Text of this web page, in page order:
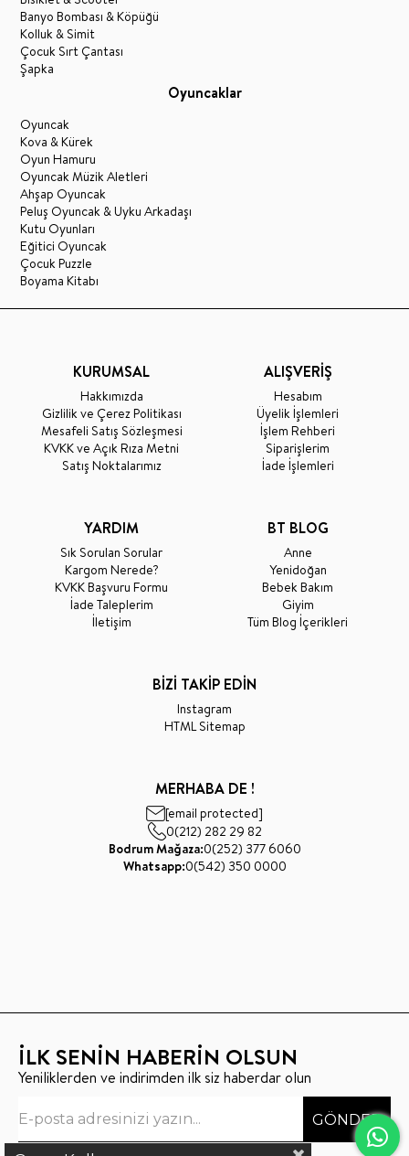
Banyo Bombası & Köpüğü
Kolluk & Simit
Çocuk Sırt Çantası
Şapka
Oyuncaklar
Oyuncak
Kova & Kürek
Oyun Hamuru
Oyuncak Müzik Aletleri
Ahşap Oyuncak
Peluş Oyuncak & Uyku Arkadaşı
Kutu Oyunları
Eğitici Oyuncak
Çocuk Puzzle
Boyama Kitabı
KURUMSAL
Hakkımızda
Gizlilik ve Çerez Politikası
Mesafeli Satış Sözleşmesi
KVKK ve Açık Rıza Metni
Satış Noktalarımız
ALIŞVERİŞ
Hesabım
Üyelik İşlemleri
İşlem Rehberi
Siparişlerim
İade İşlemleri
YARDIM
Sık Sorulan Sorular
Kargom Nerede?
KVKK Başvuru Formu
İade Taleplerim
İletişim
BT BLOG
Anne
Yenidoğan
Bebek Bakım
Giyim
Tüm Blog İçerikleri
BİZİ TAKİP EDİN
Instagram
HTML Sitemap
MERHABA DE !
[email protected]
0(212) 282 29 82
Bodrum Mağaza:0(252) 377 6060
Whatsapp:0(542) 350 0000
İLK SENİN HABERİN OLSUN
Yeniliklerden ve indirimden ilk siz haberdar olun
GÖNDER